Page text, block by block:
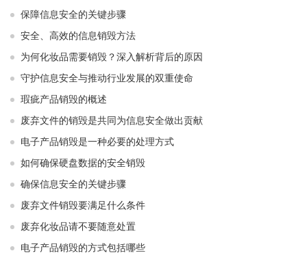
保障信息安全的关键步骤
安全、高效的信息销毁方法
为何化妆品需要销毁？深入解析背后的原因
守护信息安全与推动行业发展的双重使命
瑕疵产品销毁的概述
废弃文件的销毁是共同为信息安全做出贡献
电子产品销毁是一种必要的处理方式
如何确保硬盘数据的安全销毁
确保信息安全的关键步骤
废弃文件销毁要满足什么条件
废弃化妆品请不要随意处置
电子产品销毁的方式包括哪些